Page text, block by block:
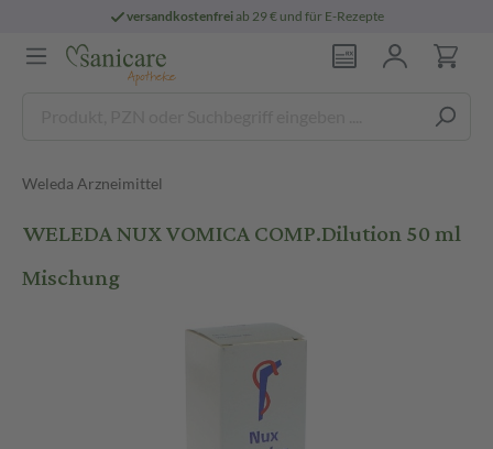
versandkostenfreiab 29 € und für E-Rezepte
Weleda Arzneimittel
WELEDA NUX VOMICA COMP.Dilution 50 ml
Mischung